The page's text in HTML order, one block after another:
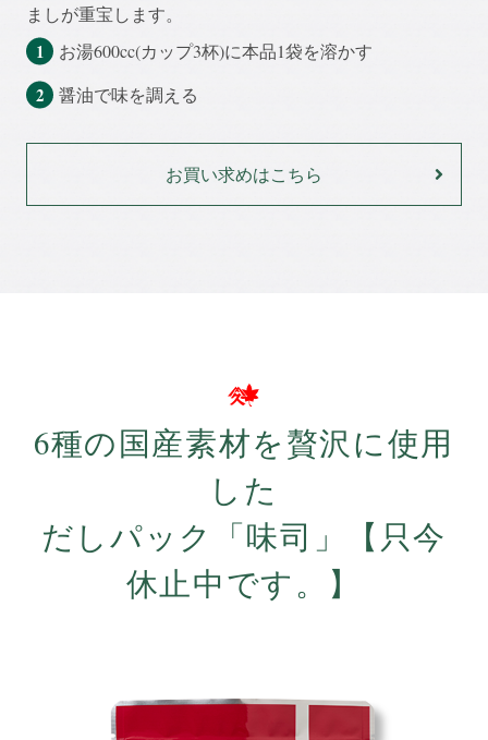
ましが重宝します。
お湯600cc(カップ3杯)に本品1袋を溶かす
醤油で味を調える
お買い求めはこちら
6種の国産素材を贅沢に使用
した
だしパック「味司」【只今
休止中です。】